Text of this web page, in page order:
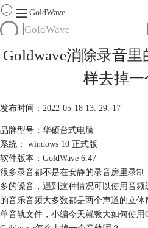
GoldWave
产品
购买
Goldwave消除录音里
样去掉一
发布时间：2022-05-18 13: 29: 17
品牌型号：华硕台式电脑
系统： windows 10 正式版
软件版本：GoldWave 6.47
很多录音都不是在安静的录音房里录
多的噪音，遇到这种情况可以使用音
的音乐音频大多数都是两个声道的立
单音轨文件，小编今天就教大如何使用